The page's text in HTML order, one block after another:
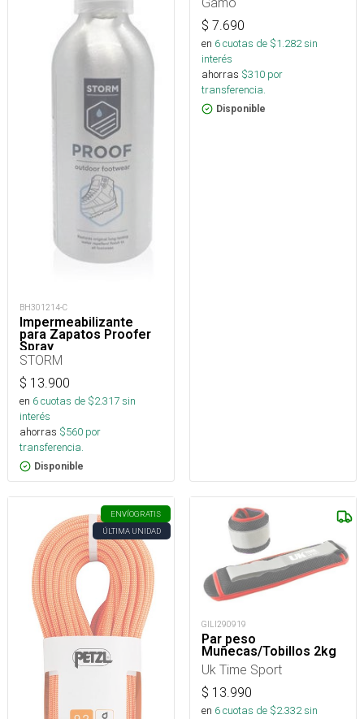
BH301214-C
Impermeabilizante
para Zapatos Proofer
Spray
STORM
$ 13.900
en 6cuotas de $2.317sin
interés
ahorras $560 por
transferencia.
Disponible
$ 7.690
en 6cuotas de $1.282sin
interés
ahorras $310 por
transferencia.
Disponible
ENVÍOGRATIS
ÚLTIMA UNIDAD
GILI290919
Par peso
Muñecas/Tobillos 2kg
Uk Time Sport
$ 13.990
en 6cuotas de $2.332sin